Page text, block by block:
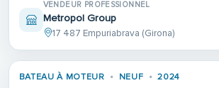
VENDEUR PROFESSIONNEL
Metropol Group
17 487 Empuriabrava (Girona)
BATEAU À MOTEUR NEUF 2024